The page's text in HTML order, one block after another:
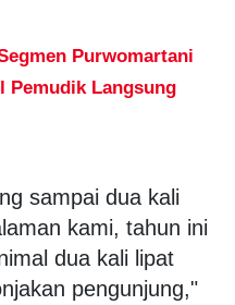
Purwomartani
Pemudik Langsung
sampai dua kali
kami, tahun ini
dua kali lipat
pengunjung,"